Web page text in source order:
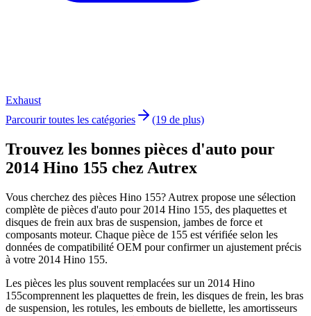
Exhaust
Parcourir toutes les catégories
(19 de plus)
Trouvez les bonnes pièces d'auto pour
2014 Hino 155 chez Autrex
Vous cherchez des pièces Hino 155? Autrex propose une sélection
complète de pièces d'auto pour 2014 Hino 155, des plaquettes et
disques de frein aux bras de suspension, jambes de force et
composants moteur. Chaque pièce de 155 est vérifiée selon les
données de compatibilité OEM pour confirmer un ajustement précis
à votre 2014 Hino 155.
Les pièces les plus souvent remplacées sur un 2014 Hino
155comprennent les plaquettes de frein, les disques de frein, les bras
de suspension, les rotules, les embouts de biellette, les amortisseurs